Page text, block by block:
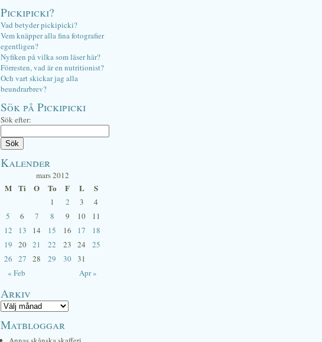
Pickipicki?
Vad betyder pickipicki?
Vem knäpper alla fina fotografier
egentligen?
Nyfiken på vilka som läser här?
Förresten, vad är en nutritionist?
Och vart skickar jag alla
beundrarbrev?
Sök på Pickipicki
Sök efter:
Kalender
mars 2012
M Ti O To F L S
« Feb Apr »
1 2 3
4
5
6 7 8 9 10
11
12
13 14 15 16 17
18
19
20 21 22 23 24
25
26
27 28 29 30 31
Arkiv
Matbloggar